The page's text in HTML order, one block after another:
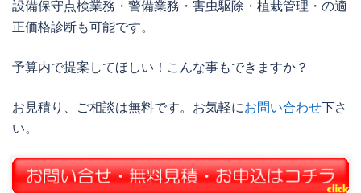
設備保守点検業務・警備業務・害虫駆除・植栽管理・の適
正価格診断も可能です。
予算内で提案してほしい！こんな事もできますか？
お見積り、ご相談は無料です。お気軽にお問い合わせ下さ
い。